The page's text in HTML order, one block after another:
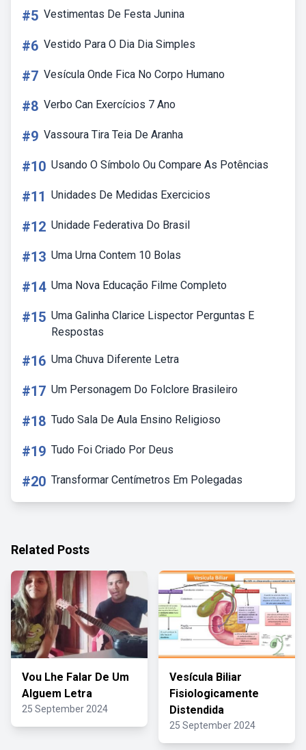
#5 Vestimentas De Festa Junina
#6 Vestido Para O Dia Dia Simples
#7 Vesícula Onde Fica No Corpo Humano
#8 Verbo Can Exercícios 7 Ano
#9 Vassoura Tira Teia De Aranha
#10 Usando O Símbolo Ou Compare As Potências
#11 Unidades De Medidas Exercicios
#12 Unidade Federativa Do Brasil
#13 Uma Urna Contem 10 Bolas
#14 Uma Nova Educação Filme Completo
#15 Uma Galinha Clarice Lispector Perguntas E
Respostas
#16 Uma Chuva Diferente Letra
#17 Um Personagem Do Folclore Brasileiro
#18 Tudo Sala De Aula Ensino Religioso
#19 Tudo Foi Criado Por Deus
#20 Transformar Centímetros Em Polegadas
Related Posts
Vou Lhe Falar De Um
Alguem Letra
25 September 2024
Vesícula Biliar
Fisiologicamente
Distendida
25 September 2024